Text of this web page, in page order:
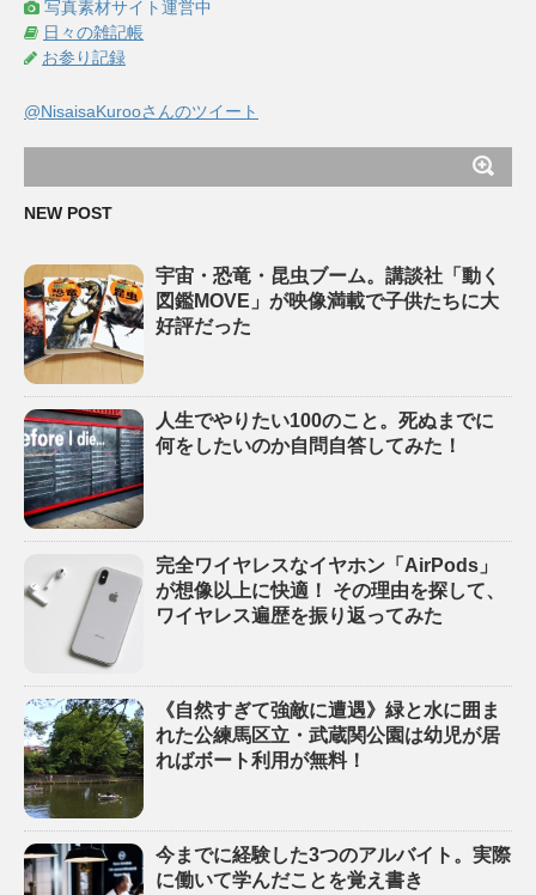
写真素材サイト運営中
日々の雑記帳
お参り記録
@NisaisaKurooさんのツイート
NEW POST
宇宙・恐竜・昆虫ブーム。講談社「動く
図鑑MOVE」が映像満載で子供たちに大
好評だった
人生でやりたい100のこと。死ぬまでに
何をしたいのか自問自答してみた！
完全ワイヤレスなイヤホン「AirPods」
が想像以上に快適！ その理由を探して、
ワイヤレス遍歴を振り返ってみた
《自然すぎて強敵に遭遇》緑と水に囲ま
れた公練馬区立・武蔵関公園は幼児が居
ればボート利用が無料！
今までに経験した3つのアルバイト。実際
に働いて学んだことを覚え書き